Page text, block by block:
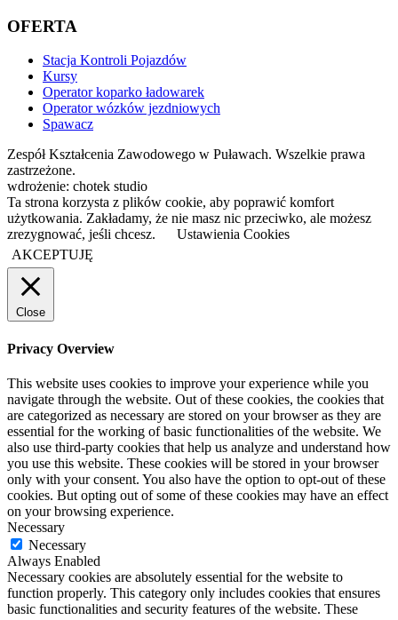
OFERTA
Stacja Kontroli Pojazdów
Kursy
Operator koparko ładowarek
Operator wózków jezdniowych
Spawacz
Zespół Kształcenia Zawodowego w Puławach. Wszelkie prawa
zastrzeżone.
wdrożenie: chotek studio
Ta strona korzysta z plików cookie, aby poprawić komfort
użytkowania. Zakładamy, że nie masz nic przeciwko, ale możesz
zrezygnować, jeśli chcesz.
Ustawienia Cookies
AKCEPTUJĘ
Close
Privacy Overview
This website uses cookies to improve your experience while you
navigate through the website. Out of these cookies, the cookies that
are categorized as necessary are stored on your browser as they are
essential for the working of basic functionalities of the website. We
also use third-party cookies that help us analyze and understand how
you use this website. These cookies will be stored in your browser
only with your consent. You also have the option to opt-out of these
cookies. But opting out of some of these cookies may have an effect
on your browsing experience.
Necessary
Necessary
Always Enabled
Necessary cookies are absolutely essential for the website to
function properly. This category only includes cookies that ensures
basic functionalities and security features of the website. These